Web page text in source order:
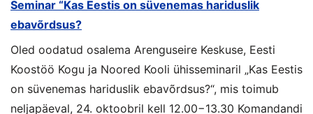
Seminar “Kas Eestis on süvenemas hariduslik
ebavõrdsus?
Oled oodatud osalema Arenguseire Keskuse, Eesti
Koostöö Kogu ja Noored Kooli ühisseminaril „Kas Eestis
on süvenemas hariduslik ebavõrdsus?“, mis toimub
neljapäeval, 24. oktoobril kell 12.00−13.30 Komandandi